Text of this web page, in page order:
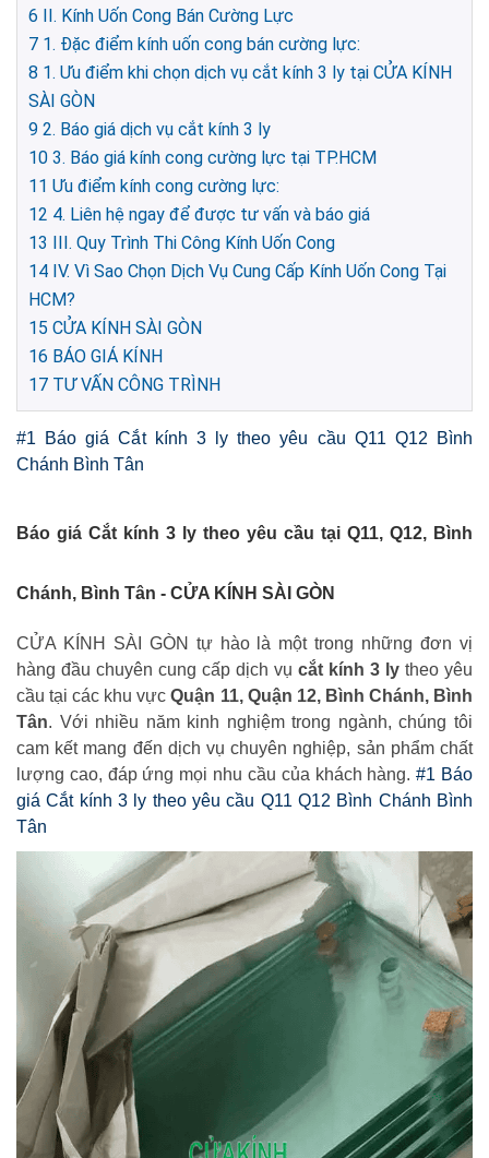
6 II. Kính Uốn Cong Bán Cường Lực
7 1. Đặc điểm kính uốn cong bán cường lực:
8 1. Ưu điểm khi chọn dịch vụ cắt kính 3 ly tại CỬA KÍNH
SÀI GÒN
9 2. Báo giá dịch vụ cắt kính 3 ly
10 3. Báo giá kính cong cường lực tại TP.HCM
11 Ưu điểm kính cong cường lực:
12 4. Liên hệ ngay để được tư vấn và báo giá
13
III. Quy Trình Thi Công Kính Uốn Cong
14 IV. Vì Sao Chọn Dịch Vụ Cung Cấp Kính Uốn Cong Tại
HCM?
15 CỬA KÍNH SÀI GÒN
16 BÁO GIÁ KÍNH
17 TƯ VẤN CÔNG TRÌNH
#1 Báo giá Cắt kính 3 ly theo yêu cầu Q11 Q12 Bình
Chánh Bình Tân
Báo giá Cắt kính 3 ly theo yêu cầu tại Q11, Q12, Bình
Chánh, Bình Tân - CỬA KÍNH SÀI GÒN
CỬA KÍNH SÀI GÒN tự hào là một trong những đơn vị
hàng đầu chuyên cung cấp dịch vụ cắt kính 3 ly theo yêu
cầu tại các khu vựcQuận 11, Quận 12, Bình Chánh, Bình
Tân. Với nhiều năm kinh nghiệm trong ngành, chúng tôi
cam kết mang đến dịch vụ chuyên nghiệp, sản phẩm chất
lượng cao, đáp ứng mọi nhu cầu của khách hàng.#1 Báo
giá Cắt kính 3 ly theo yêu cầu Q11 Q12 Bình Chánh Bình
Tân